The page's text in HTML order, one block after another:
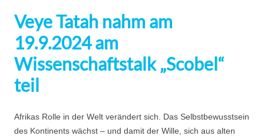
Veye Tatah nahm am
19.9.2024 am
Wissenschaftstalk „Scobel“
teil
Afrikas Rolle in der Welt verändert sich. Das Selbstbewusstsein
des Kontinents wächst – und damit der Wille, sich aus alten